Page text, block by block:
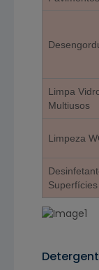
Limpa
Multiusos
Limpeza
Superfícies